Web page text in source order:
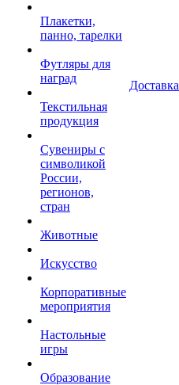
Плакетки,
панно, тарелки
Футляры для
наград
Текстильная
продукция
Сувениры с
символикой
России,
регионов,
стран
Животные
Искусство
Корпоративные
мероприятия
Настольные
игры
Образование
Доставка